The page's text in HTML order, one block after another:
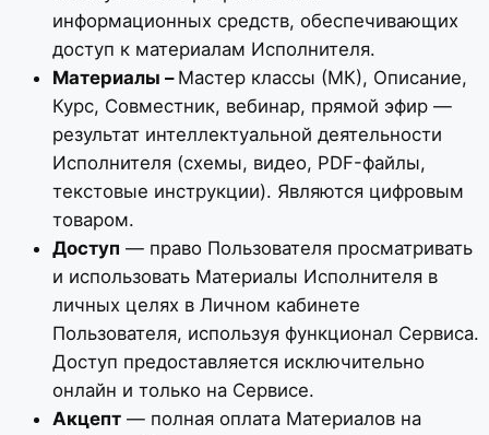
информационных средств, обеспечивающих
доступ к материалам Исполнителя.
Материалы – Мастер классы (МК), Описание,
Курс, Совместник, вебинар, прямой эфир —
результат интеллектуальной деятельности
Исполнителя (схемы, видео, PDF-файлы,
текстовые инструкции). Являются цифровым
товаром.
Доступ — право Пользователя просматривать
и использовать Материалы Исполнителя в
личных целях в Личном кабинете
Пользователя, используя функционал Сервиса.
Доступ предоставляется исключительно
онлайн и только на Сервисе.
Акцепт — полная оплата Материалов на